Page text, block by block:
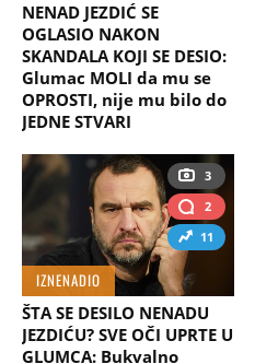
NENAD JEZDIĆ SE
OGLASIO NAKON
SKANDALA KOJI SE DESIO:
Glumac MOLI da mu se
OPROSTI, nije mu bilo do
JEDNE STVARI
3
2
11
IZNENADIO
ŠTA SE DESILO NENADU
JEZDIĆU? SVE OČI UPRTE U
GLUMCA: Bukvalno